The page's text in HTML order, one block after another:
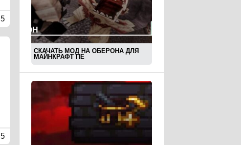
5
5
СКАЧАТЬ МОД НА ОБЕРОНА ДЛЯ
МАЙНКРАФТ ПЕ